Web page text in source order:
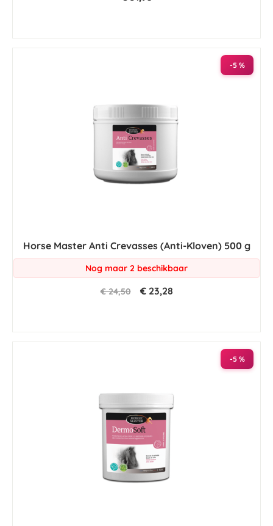
-5 %
Horse Master Anti Crevasses (Anti-Kloven) 500 g
Nog maar 2 beschikbaar
€ 24,50 € 23,28
-5 %